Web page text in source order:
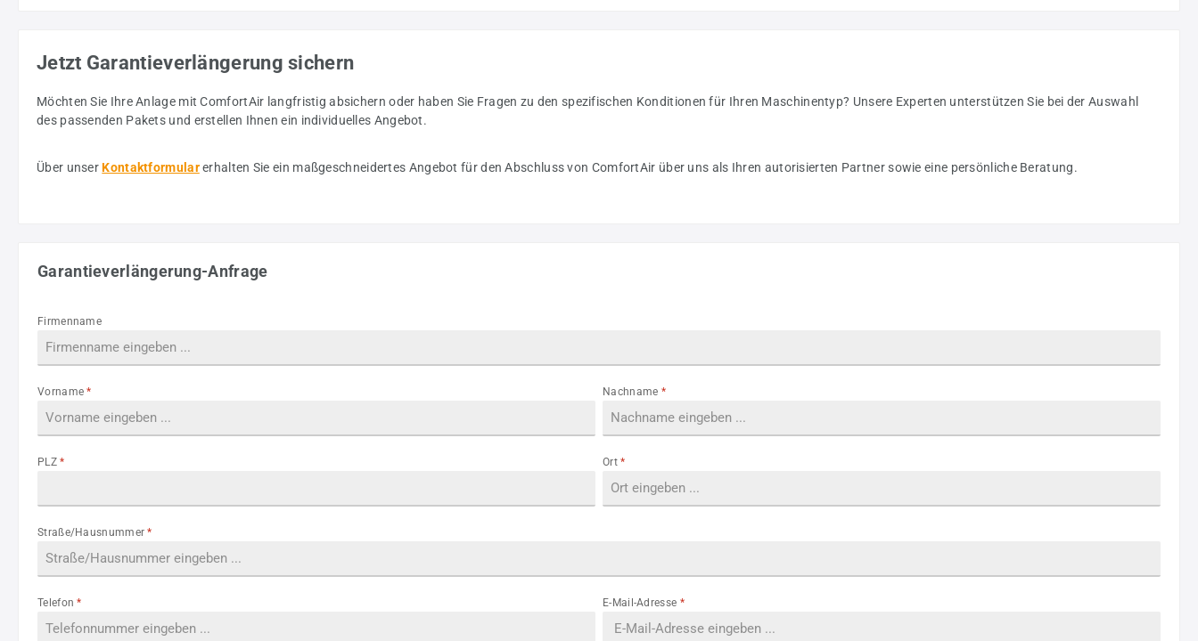
Jetzt Garantieverlängerung sichern
Möchten Sie Ihre Anlage mit ComfortAir langfristig absichern oder haben Sie Fragen zu den spezifischen Konditionen für Ihren Maschinentyp? Unsere Experten unterstützen Sie bei der Auswahl
des passenden Pakets und erstellen Ihnen ein individuelles Angebot.
Über unserKontaktformularerhalten Sie ein maßgeschneidertes Angebot für den Abschluss von ComfortAir über uns als Ihren autorisierten Partner sowie eine persönliche Beratung.
Garantieverlängerung-Anfrage
Firmenname
Vorname* Nachname *
PLZ* Ort*
Straße/Hausnummer*
Telefon* E-Mail-Adresse *